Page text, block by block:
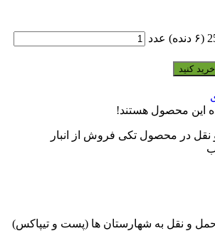
خرید کنید
این محصول هستند!
فروش از انبار
و نقل به شهارستان ها (پست و تیپاکس)